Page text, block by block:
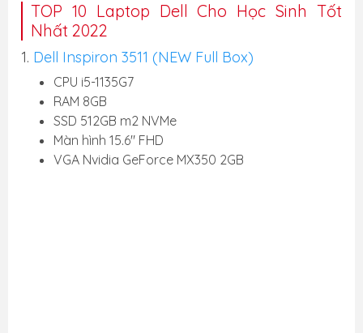
TOP 10 Laptop Dell Cho Học Sinh Tốt
Nhất 2022
1. Dell Inspiron 3511 (NEW Full Box)
CPU i5-1135G7
RAM 8GB
SSD 512GB m2 NVMe
Màn hình 15.6" FHD
VGA Nvidia GeForce MX350 2GB